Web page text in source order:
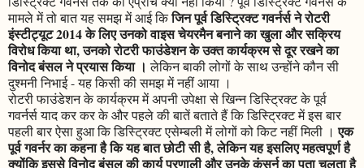
मामले में तो बात यह समझ में आई किजिन पूर्व डिस्ट्रिक्ट गवर्नर्स ने रोटरी
इंस्टीट्यूट 2014 के लिए उनको वाइस चेयरमैन बनाने का खुला और सक्रिय
विरोध किया था, उनको रोटरी फाउंडेशन के उक्त कार्यक्रम से दूर रखने का
विनोद बंसल ने प्रयास किया । लेकिन बाकी लोगों के साथ उन्होंने कौन सी
दुश्मनी निभाई - यह किसी की समझ में नहीं आया ।
रोटरी फाउंडेशन के कार्यक्रम में अपनी उपेक्षा से खिन्न डिस्ट्रिक्ट के पूर्व
गवर्नर्स याद कर कर के और पहले की बातें बताते हैं कि डिस्ट्रिक्ट में इस बार
पहली बार ऐसा हुआ कि डिस्ट्रिक्ट एसेम्बली में लोगों को किट नहीं मिली ।एक
पूर्व गवर्नर का कहना है कि यह बात छोटी सी है, लेकिन यह इसलिए महत्वपूर्ण है
क्योंकि इससे विनोद बंसल की कार्य प्रणाली और उनके कंसर्न का पता चलता है